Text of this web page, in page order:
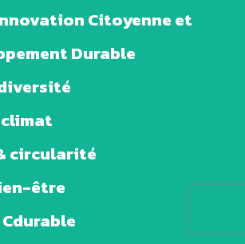
Citoyenne et
Durable
circularité
être